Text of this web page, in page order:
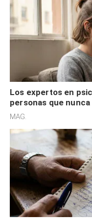
Los expertos en
personas que
redes sociales no
MAG.